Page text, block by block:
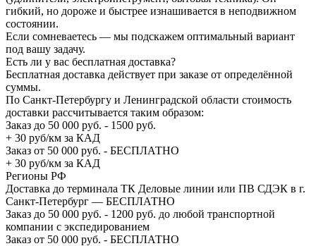
гибкий, но дороже и быстрее изнашивается в неподвижном
состоянии.
Если сомневаетесь — мы подскажем оптимальный вариант
под вашу задачу.
Есть ли у вас бесплатная доставка?
Бесплатная доставка действует при заказе от определённой
суммы.
По Санкт-Петербургу и Ленинградской области стоимость
доставки рассчитывается таким образом:
Заказ до 50 000 руб. - 1500 руб.
+ 30 руб/км за КАД
Заказ от 50 000 руб. - БЕСПЛАТНО
+ 30 руб/км за КАД
Регионы РФ
Доставка до терминала ТК Деловые линии или ПВ СДЭК в г.
Санкт-Петербург — БЕСПЛАТНО
Заказ до 50 000 руб. - 1200 руб. до любой транспортной
компании с экспедированием
Заказ от 50 000 руб. - БЕСПЛАТНО